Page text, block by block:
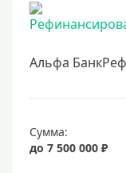
Альфа
Сумма:
до 7 500 000 ₽